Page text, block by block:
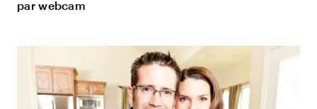
par webcam